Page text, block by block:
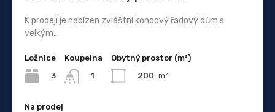
K prodeji je nabízen zvláštní koncový řadový dům s
velkým…
Ložnice
3
Koupelna
1
Obytný prostor (m²)
200 m²
Na prodej